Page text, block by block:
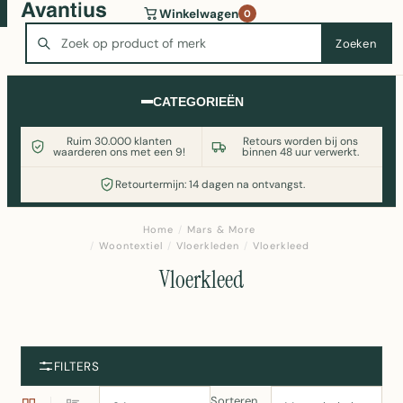
Zoeken
Winkelwagen 0
CATEGORIEËN
Ruim 30.000 klanten
waarderen ons met een 9!
Retours worden bij ons
binnen 48 uur verwerkt.
Retourtermijn: 14 dagen na ontvangst.
Wasmachine of koelkast nodig? Vergelijk alle prijzen op
Witgoedaanbod.nl
Home / Mars & More
/ Woontextiel / Vloerkleden / Vloerkleed
Vloerkleed
FILTERS